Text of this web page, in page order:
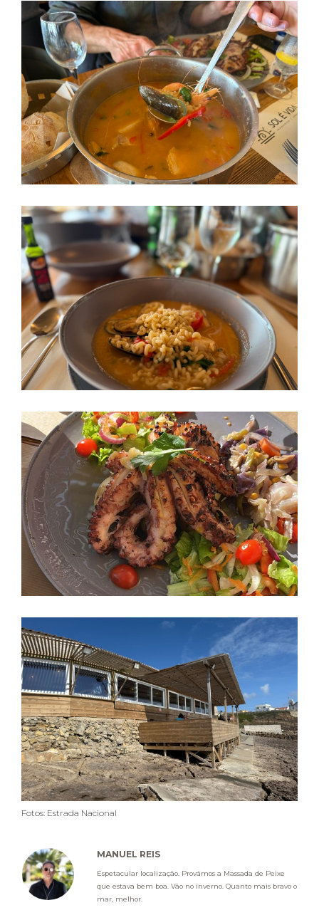
Fotos: Estrada Nacional
MANUEL REIS
Espetacular localização. Provámos a Massada de Peixe
que estava bem boa. Vão no inverno. Quanto mais bravo o
mar, melhor.